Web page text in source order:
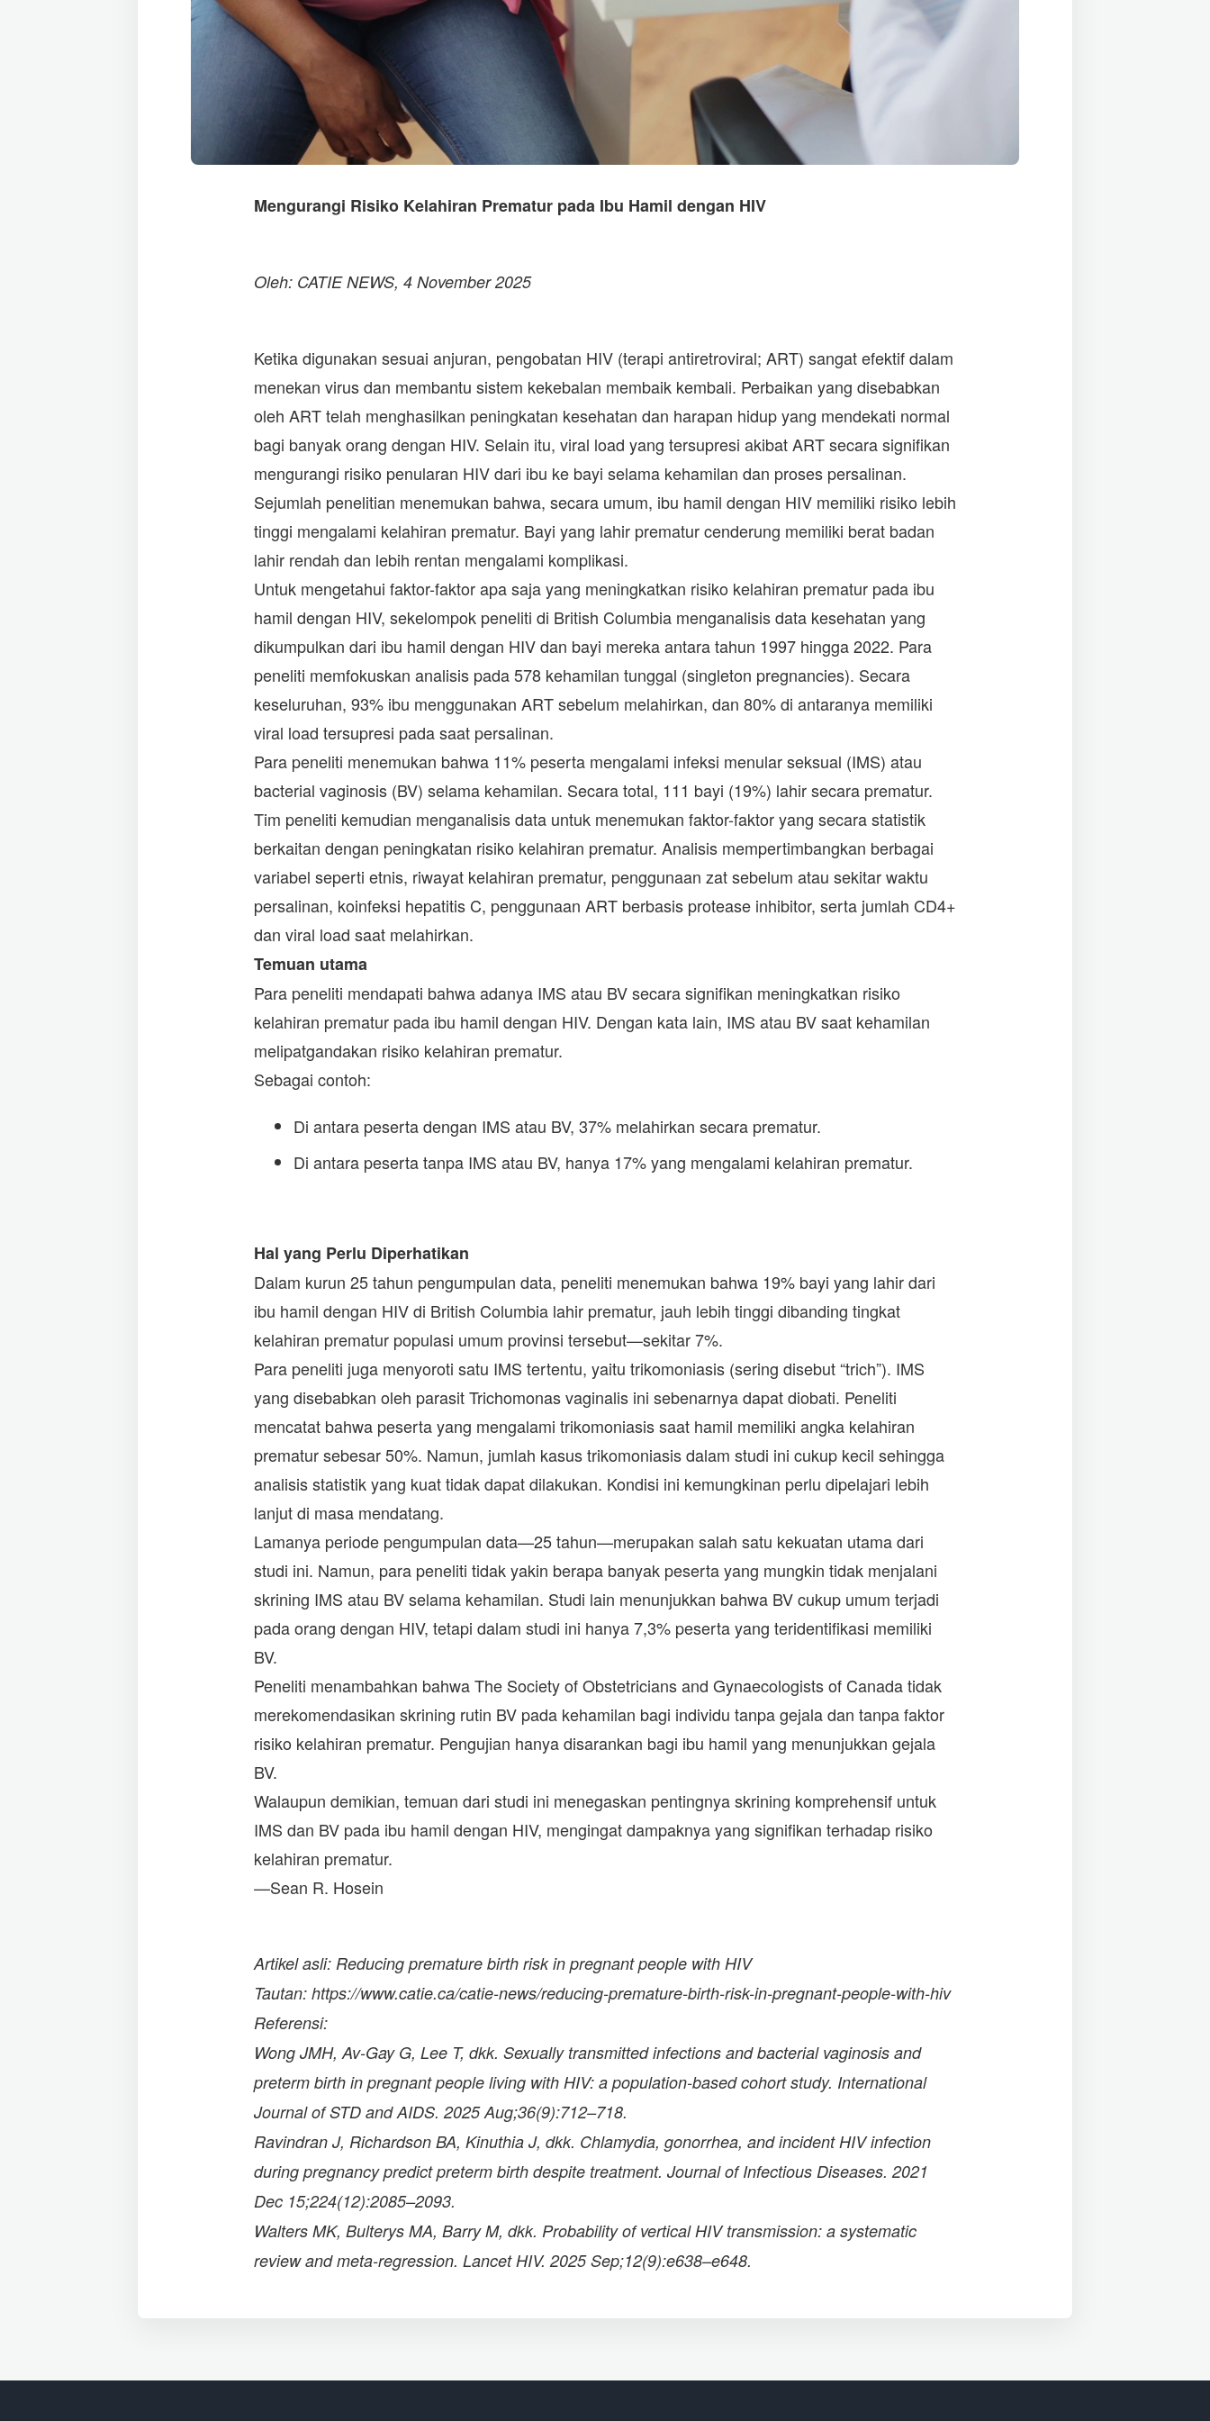
Mengurangi Risiko Kelahiran Prematur pada Ibu Hamil dengan HIV
Oleh: CATIE NEWS, 4 November 2025
Ketika digunakan sesuai anjuran, pengobatan HIV (terapi antiretroviral; ART) sangat efektif dalam
menekan virus dan membantu sistem kekebalan membaik kembali. Perbaikan yang disebabkan
oleh ART telah menghasilkan peningkatan kesehatan dan harapan hidup yang mendekati normal
bagi banyak orang dengan HIV. Selain itu, viral load yang tersupresi akibat ART secara signifikan
mengurangi risiko penularan HIV dari ibu ke bayi selama kehamilan dan proses persalinan.
Sejumlah penelitian menemukan bahwa, secara umum, ibu hamil dengan HIV memiliki risiko lebih
tinggi mengalami kelahiran prematur. Bayi yang lahir prematur cenderung memiliki berat badan
lahir rendah dan lebih rentan mengalami komplikasi.
Untuk mengetahui faktor-faktor apa saja yang meningkatkan risiko kelahiran prematur pada ibu
hamil dengan HIV, sekelompok peneliti di British Columbia menganalisis data kesehatan yang
dikumpulkan dari ibu hamil dengan HIV dan bayi mereka antara tahun 1997 hingga 2022. Para
peneliti memfokuskan analisis pada 578 kehamilan tunggal (singleton pregnancies). Secara
keseluruhan, 93% ibu menggunakan ART sebelum melahirkan, dan 80% di antaranya memiliki
viral load tersupresi pada saat persalinan.
Para peneliti menemukan bahwa 11% peserta mengalami infeksi menular seksual (IMS) atau
bacterial vaginosis (BV) selama kehamilan. Secara total, 111 bayi (19%) lahir secara prematur.
Tim peneliti kemudian menganalisis data untuk menemukan faktor-faktor yang secara statistik
berkaitan dengan peningkatan risiko kelahiran prematur. Analisis mempertimbangkan berbagai
variabel seperti etnis, riwayat kelahiran prematur, penggunaan zat sebelum atau sekitar waktu
persalinan, koinfeksi hepatitis C, penggunaan ART berbasis protease inhibitor, serta jumlah CD4+
dan viral load saat melahirkan.
Temuan utama
Para peneliti mendapati bahwa adanya IMS atau BV secara signifikan meningkatkan risiko
kelahiran prematur pada ibu hamil dengan HIV. Dengan kata lain, IMS atau BV saat kehamilan
melipatgandakan risiko kelahiran prematur.
Sebagai contoh:
Di antara peserta dengan IMS atau BV, 37% melahirkan secara prematur.
Di antara peserta tanpa IMS atau BV, hanya 17% yang mengalami kelahiran prematur.
Hal yang Perlu Diperhatikan
Dalam kurun 25 tahun pengumpulan data, peneliti menemukan bahwa 19% bayi yang lahir dari
ibu hamil dengan HIV di British Columbia lahir prematur, jauh lebih tinggi dibanding tingkat
kelahiran prematur populasi umum provinsi tersebut—sekitar 7%.
Para peneliti juga menyoroti satu IMS tertentu, yaitu trikomoniasis (sering disebut “trich”). IMS
yang disebabkan oleh parasit Trichomonas vaginalis ini sebenarnya dapat diobati. Peneliti
mencatat bahwa peserta yang mengalami trikomoniasis saat hamil memiliki angka kelahiran
prematur sebesar 50%. Namun, jumlah kasus trikomoniasis dalam studi ini cukup kecil sehingga
analisis statistik yang kuat tidak dapat dilakukan. Kondisi ini kemungkinan perlu dipelajari lebih
lanjut di masa mendatang.
Lamanya periode pengumpulan data—25 tahun—merupakan salah satu kekuatan utama dari
studi ini. Namun, para peneliti tidak yakin berapa banyak peserta yang mungkin tidak menjalani
skrining IMS atau BV selama kehamilan. Studi lain menunjukkan bahwa BV cukup umum terjadi
pada orang dengan HIV, tetapi dalam studi ini hanya 7,3% peserta yang teridentifikasi memiliki
BV.
Peneliti menambahkan bahwa The Society of Obstetricians and Gynaecologists of Canada tidak
merekomendasikan skrining rutin BV pada kehamilan bagi individu tanpa gejala dan tanpa faktor
risiko kelahiran prematur. Pengujian hanya disarankan bagi ibu hamil yang menunjukkan gejala
BV.
Walaupun demikian, temuan dari studi ini menegaskan pentingnya skrining komprehensif untuk
IMS dan BV pada ibu hamil dengan HIV, mengingat dampaknya yang signifikan terhadap risiko
kelahiran prematur.
—Sean R. Hosein
Artikel asli: Reducing premature birth risk in pregnant people with HIV
Tautan: https://www.catie.ca/catie-news/reducing-premature-birth-risk-in-pregnant-people-with-hiv
Referensi:
Wong JMH, Av-Gay G, Lee T, dkk. Sexually transmitted infections and bacterial vaginosis and
preterm birth in pregnant people living with HIV: a population-based cohort study. International
Journal of STD and AIDS. 2025 Aug;36(9):712–718.
Ravindran J, Richardson BA, Kinuthia J, dkk. Chlamydia, gonorrhea, and incident HIV infection
during pregnancy predict preterm birth despite treatment. Journal of Infectious Diseases. 2021
Dec 15;224(12):2085–2093.
Walters MK, Bulterys MA, Barry M, dkk. Probability of vertical HIV transmission: a systematic
review and meta-regression. Lancet HIV. 2025 Sep;12(9):e638–e648.